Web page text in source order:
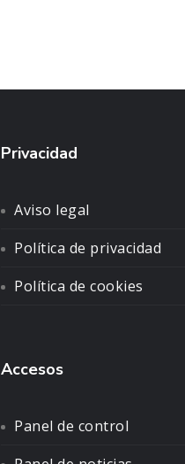
Privacidad
Aviso legal
Política de privacidad
Política de cookies
Accesos
Panel de control